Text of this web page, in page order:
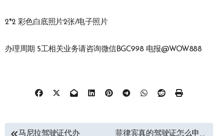
2*2 彩色白底照片2张/电子照片
办理周期 5工相关业务请咨询微信BGC998 电报@WOW888
文 马尼拉驾驶证代办
菲律宾真的驾驶证怎么申